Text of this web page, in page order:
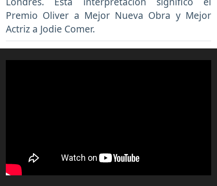
Premio Oliver a Mejor Nueva Obra y Mejor
Actriz a Jodie Comer.